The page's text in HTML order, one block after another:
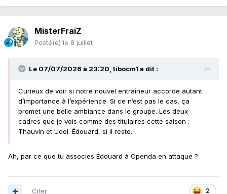
MisterFraiZ
Posté(e) le 8 juillet
Le 07/07/2026 à 23:20, tibocm1 a dit :
Curieux de voir si notre nouvel entraîneur accorde autant
d’importance à l’expérience. Si ce n’est pas le cas, ça
promet une belle ambiance dans le groupe. Les deux
cadres que je vois comme des titulaires cette saison :
Thauvin et Udol. Édouard, si il reste.
Ah, par ce que tu associes Édouard à Openda en attaque ?
2
Citer